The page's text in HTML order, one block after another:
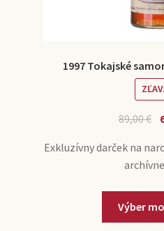
1997 Tokajské
89,00€
Exkluzívny darček na
Výber